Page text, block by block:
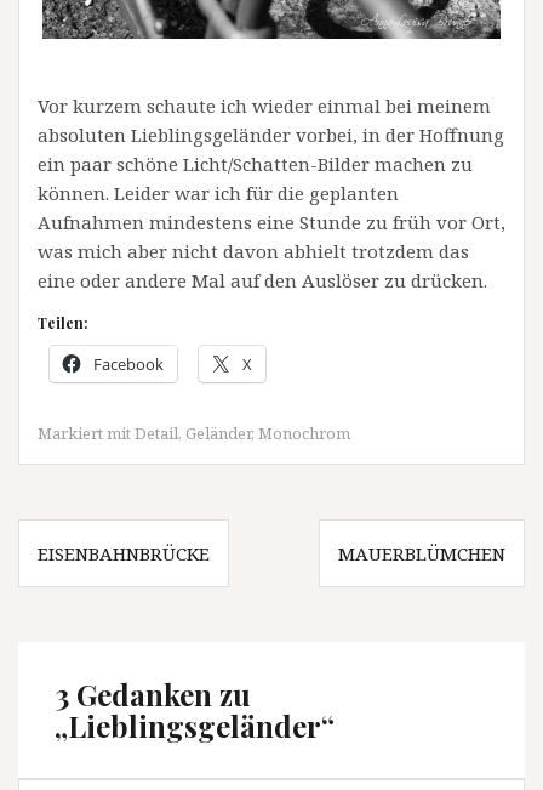
Vor kurzem schaute ich wieder einmal bei meinem
absoluten Lieblingsgeländer vorbei, in der Hoffnung
ein paar schöne Licht/Schatten-Bilder machen zu
können. Leider war ich für die geplanten
Aufnahmen mindestens eine Stunde zu früh vor Ort,
was mich aber nicht davon abhielt trotzdem das
eine oder andere Mal auf den Auslöser zu drücken.
Teilen:
Facebook X
Markiert mitDetail, Geländer, Monochrom
Beitragsnavigation
EISENBAHNBRÜCKE MAUERBLÜMCHEN
3 Gedanken zu
„Lieblingsgeländer“